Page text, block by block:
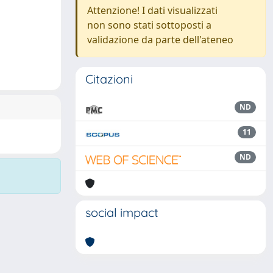
Attenzione! I dati visualizzati
non sono stati sottoposti a
validazione da parte dell'ateneo
Citazioni
ND
11
ND
social impact